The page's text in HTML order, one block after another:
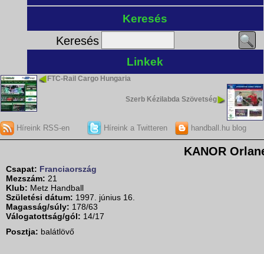
Keresés
Keresés
Linkek
FTC-Rail Cargo Hungaria
Szerb Kézilabda Szövetség
Híreink RSS-en Híreink a Twitteren handball.hu blog
KANOR
Csapat: Franciaország
Mezszám: 21
Klub: Metz Handball
Születési dátum: 1997. június 16.
Magasság/súly: 178/63
Válogatottság/gól: 14/17
Posztja: balátlövő